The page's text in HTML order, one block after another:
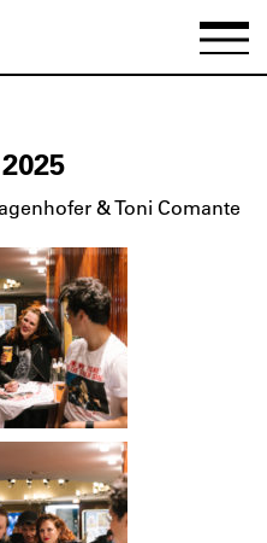
& Toni Comante